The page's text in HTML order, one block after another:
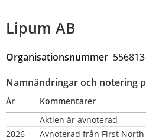
Lipum AB
Organisationsnummer
Namnändringar och notering
År
Kommentarer
Aktien är avnoterad
2026
Avnoterad från First